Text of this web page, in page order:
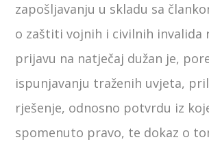
zapošljavanju u skladu sa
o zaštiti vojnih i civilnih invalida
prijavu na natječaj dužan je,
ispunjavanju traženih uvjeta,
rješenje, odnosno potvrdu iz
spomenuto pravo, te dokaz o